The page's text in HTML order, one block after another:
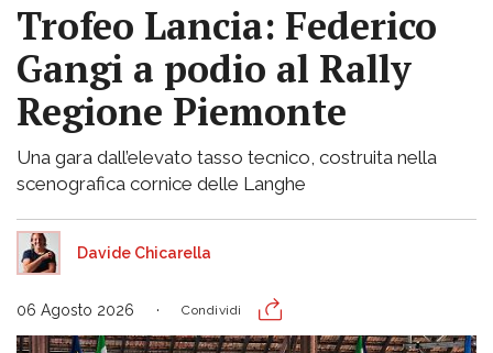
Trofeo Lancia: Federico
Gangi a podio al Rally
Regione Piemonte
Una gara dall’elevato tasso tecnico, costruita nella
scenografica cornice delle Langhe
Davide Chicarella
06 Agosto 2026 Condividi